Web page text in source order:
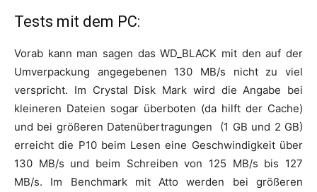
Tests mit dem PC:
Vorab kann man sagen das WD_BLACK mit den auf der
Umverpackung angegebenen 130 MB/s nicht zu viel
verspricht. Im Crystal Disk Mark wird die Angabe bei
kleineren Dateien sogar überboten (da hilft der Cache)
und bei größeren Datenübertragungen (1 GB und 2 GB)
erreicht die P10 beim Lesen eine Geschwindigkeit über
130 MB/s und beim Schreiben von 125 MB/s bis 127
MB/s. Im Benchmark mit Atto werden bei größeren